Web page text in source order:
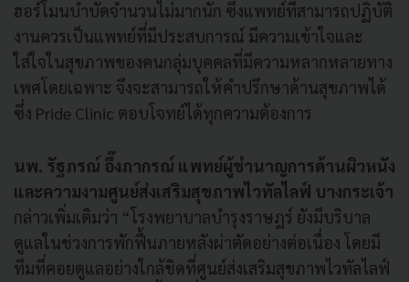
ฮอร์โมนบำบัดจำนวนไม่มากนัก ซึ่งแพทย์ที่สามารถปฏิบัติ
งานควรเป็นแพทย์ที่มีประสบการณ์ มีความเข้าใจและ
ใส่ใจในสุขภาพของคนกลุ่มบุคคลที่มีความหลากหลายทาง
เพศโดยเฉพาะ จึงจะสามารถให้คำปรึกษาด้านสุขภาพได้
ซึ่ง Pride Clinic ตอบโจทย์ได้ทุกความต้องการ
นพ. รัฐภรณ์ อึ๊งภากรณ์ แพทย์ผู้ชำนาญการด้านผิวหนัง
และความงามศูนย์ส่งเสริมสุขภาพไวทัลไลฟ์ บางกระเจ้า
กล่าวเพิ่มเติมว่า “โรงพยาบาลบำรุงราษฎร์ ยังมีบริบาล
ดูแลในช่วงการพักฟื้นภายหลังผ่าตัดอย่างต่อเนื่อง โดยมี
ทีมที่คอยดูแลอย่างใกล้ชิดที่ศูนย์ส่งเสริมสุขภาพไวทัลไลฟ์